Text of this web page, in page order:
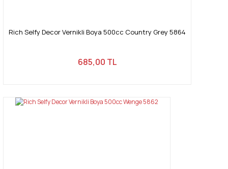
Rich Selfy Decor Vernikli Boya 500cc Country Grey 5864
685,00 TL